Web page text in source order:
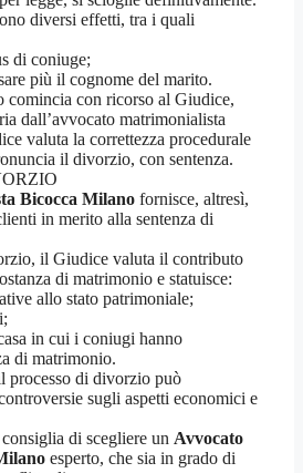
diversi effetti, tra i quali
di coniuge;
più il cognome del marito.
comincia con ricorso al Giudice,
dall’avvocato matrimonialista
valuta la correttezza procedurale
il divorzio, con sentenza.
Bicocca Milano fornisce, altresì,
in merito alla sentenza di
il Giudice valuta il contributo
di matrimonio e statuisce:
allo stato patrimoniale;
in cui i coniugi hanno
di matrimonio.
processo di divorzio può
sugli aspetti economici e
di scegliere un Avvocato
esperto, che sia in grado di